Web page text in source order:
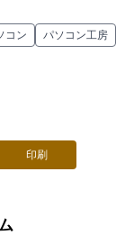
コン
パソコン工房
印刷